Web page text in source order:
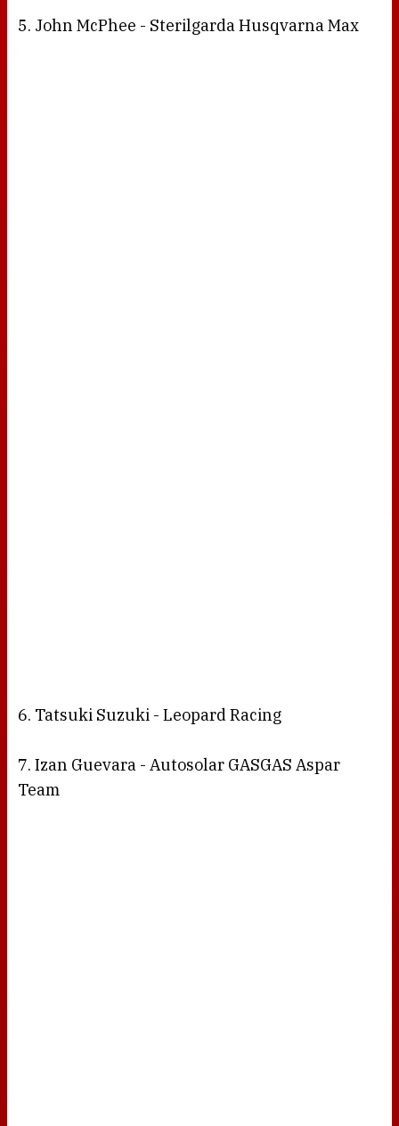
5. John McPhee - Sterilgarda Husqvarna Max
6. Tatsuki Suzuki - Leopard Racing
7. Izan Guevara - Autosolar GASGAS Aspar
Team